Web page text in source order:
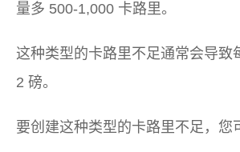
量多 500-1,000 卡路里。
这种类型的卡路里不足通常会导致
2 磅。
要创建这种类型的卡路里不足，您